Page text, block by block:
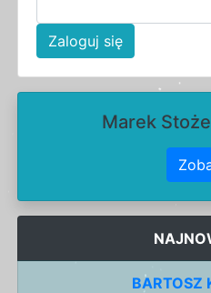
Zaloguj się
Marek
BARTOSZ